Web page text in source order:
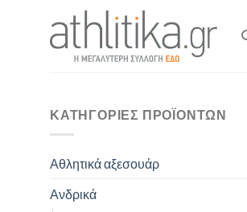
ΚΑΤΗΓΟΡΊΕΣ ΠΡΟΪΌΝΤΩΝ
Αθλητικά αξεσουάρ
Ανδρικά